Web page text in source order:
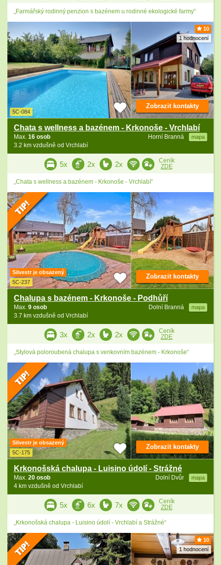
„Farmářský rodinný penzion s bazénem u rodinné ekologické farmy“
10
1 hodnocení
5C-084
Chata s wellness a bazénem - Krkonoše - Vrchlabí
Horní Branná mapa
Max. 16 osob
3.2 km vzdušně od Vrchlabí
Zobrazit kontakty
5x 2x 2x
Ceník
ZDE
„Chata s wellness a bazénem - Krkonoše - Vrchlabí“
Silvestr je obsazený
5C-237
Chalupa s bazénem - Krkonoše - Podhůří
Dolní Branná mapa
Max. 9 osob
3.7 km vzdušně od Vrchlabí
Zobrazit kontakty
3x 2x 2x
Ceník
ZDE
„Stylová poloroubená chalupa s venkovním bazénem - Krkonoše“
Silvestr je obsazený
5C-175
Krkonošská chalupa - Luisino údolí - Strážné
Dolní Dvůr mapa
Max. 20 osob
4 km vzdušně od Vrchlabí
Zobrazit kontakty
5x 6x 7x
Ceník
ZDE
„Krkonošská chalupa - Luisino údolí - Vrchlabí a Strážné“
10
1 hodnocení